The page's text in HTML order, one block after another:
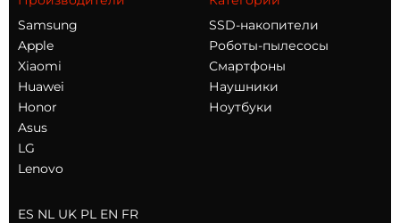
Samsung
Apple
Xiaomi
Huawei
Honor
Asus
LG
Lenovo
SSD-накопители
Роботы-пылесосы
Смартфоны
Наушники
Ноутбуки
ES NL UK PL EN FR